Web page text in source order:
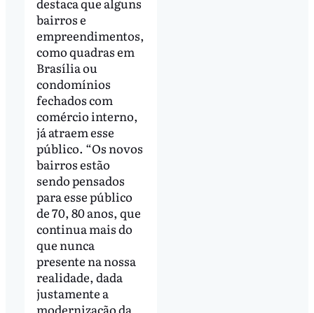
bairros e
empreendimentos,
como quadras em
Brasília ou
condomínios
fechados com
comércio interno,
já atraem esse
público. “Os novos
bairros estão
sendo pensados
para esse público
de 70, 80 anos, que
continua mais do
que nunca
presente na nossa
realidade, dada
justamente a
modernização da